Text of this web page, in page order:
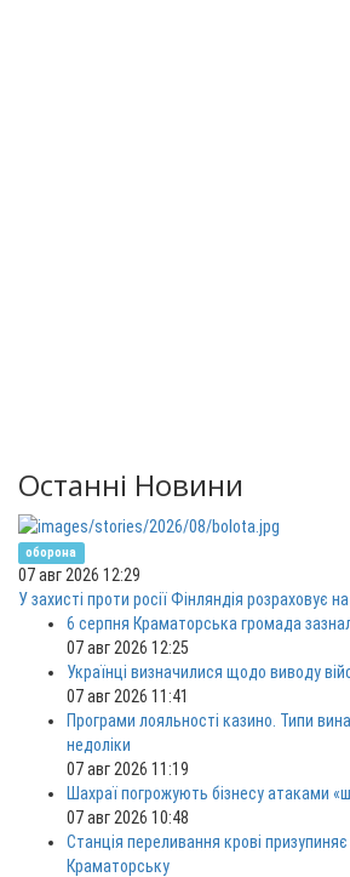
Останні Новини
оборона
07 авг 2026 12:29
У захисті проти росії Фінляндія розраховує
6 серпня Краматорська громада
07 авг 2026 12:25
Українці визначилися щодо виводу
07 авг 2026 11:41
Програми лояльності казино. Типи
недоліки
07 авг 2026 11:19
Шахраї погрожують бізнесу атаками
07 авг 2026 10:48
Станція переливання крові призупиняє
Краматорську